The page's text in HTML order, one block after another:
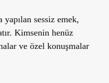
yapılan sessiz emek,
Kimsenin henüz
ve özel konuşmalar